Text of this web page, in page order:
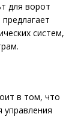
для ворот
систем,
в том, что
управления